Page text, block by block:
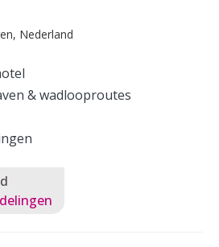
Nederland
& wadlooproutes